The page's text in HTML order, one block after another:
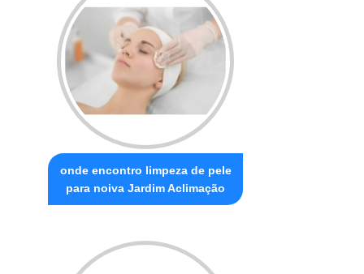
onde encontro limpeza de pele
para noiva Jardim Aclimação